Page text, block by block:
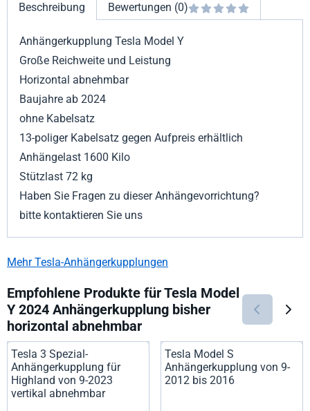
Beschreibung Bewertungen (0)
Anhängerkupplung Tesla Model Y
Große Reichweite und Leistung
Horizontal abnehmbar
Baujahre ab 2024
ohne Kabelsatz
13-poliger Kabelsatz gegen Aufpreis erhältlich
Anhängelast 1600 Kilo
Stützlast 72 kg
Haben Sie Fragen zu dieser Anhängevorrichtung?
bitte kontaktieren Sie uns
Mehr Tesla-Anhängerkupplungen
Empfohlene Produkte fürTesla Model
Y 2024 Anhängerkupplung bisher
horizontal abnehmbar
Tesla 3 Spezial-
Anhängerkupplung für
Highland von 9-2023
vertikal abnehmbar
Tesla Model S
Anhängerkupplung von 9-
2012 bis 2016